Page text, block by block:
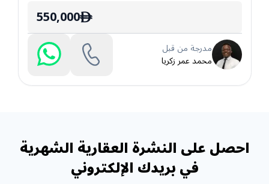
ê
550,000
مدرجة من قبل
محمد عمر زكريا
احصل على النشرة العقارية الشهرية
في بريدك الإلكتروني